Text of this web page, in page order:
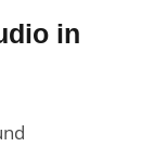
in